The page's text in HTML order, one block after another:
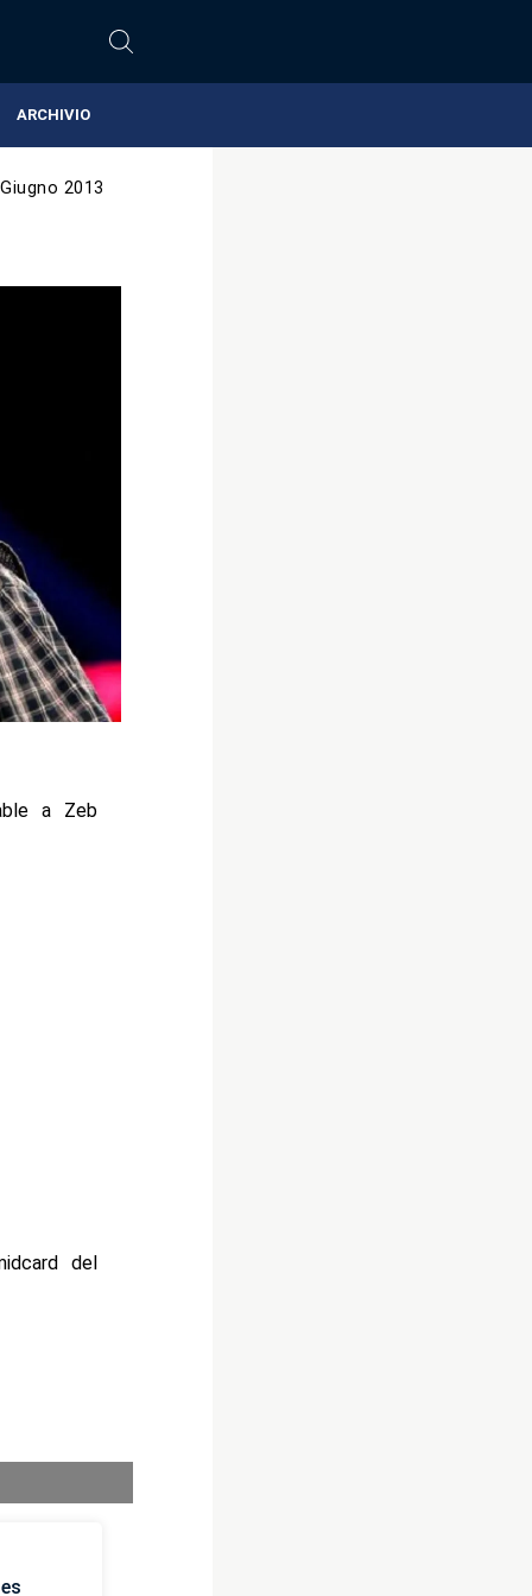
ARCHIVIO
2013
a Zeb
del